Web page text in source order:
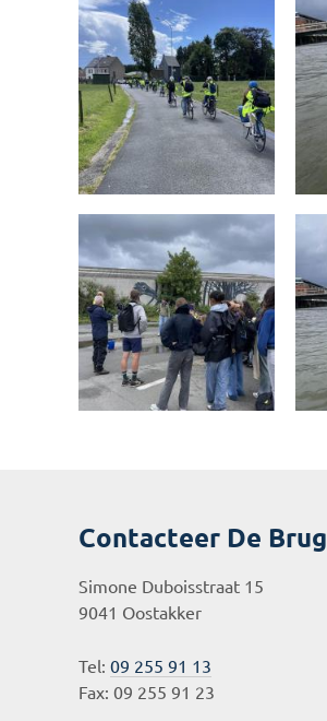
Contacteer De Brug
Simone Duboisstraat 15
9041 Oostakker
Tel: 09 255 91 13
Fax: 09 255 91 23